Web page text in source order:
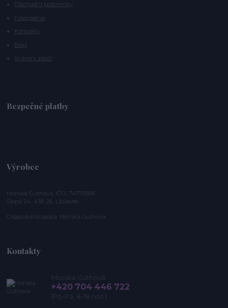
Obchodní podmínky
Fotogalerie
Kontakty
Blog
Vrácení zboží
Bezpečné platby
Výrobce
Monika Guthová, IČO: 74775596
Slepá 24, 439 26 Libčeves
Odpovědná osoba: Monika Guthová
Kontakty
Monika Guthová
+420 704 446 722
(Po-Pá, 8-18 hod.)